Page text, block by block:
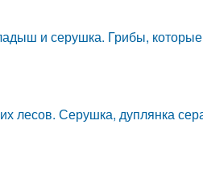
и серушка. Грибы, которые
лесов. Серушка, дуплянка